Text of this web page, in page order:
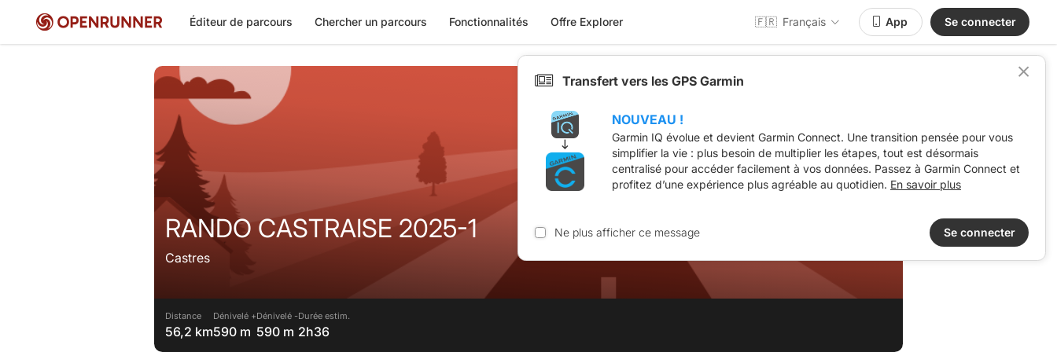
Éditeur de parcours Chercher un parcours Fonctionnalités Offre Explorer 🇫🇷 Français App Se connecter
RANDO CASTRAISE 2025-1
Castres
Distance
56,2 km
Dénivelé +
590 m
Dénivelé -
590 m
Durée estim.
2h36
Transfert vers les GPS Garmin
NOUVEAU !
Garmin IQ évolue et devient Garmin Connect. Une transition pensée pour vous
simplifier la vie : plus besoin de multiplier les étapes, tout est désormais
centralisé pour accéder facilement à vos données. Passez à Garmin Connect et
profitez d’une expérience plus agréable au quotidien. En savoir plus
Ne plus afficher ce message Se connecter